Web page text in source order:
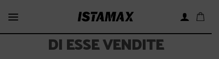
DI ESSE VENDITE